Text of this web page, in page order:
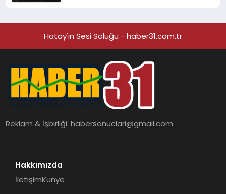
Hatay'ın Sesi Soluğu - haber31.com.tr
Reklam & İşbirliği:habersonuclari@gmail.com
Hakkımızda
İletişimKünye